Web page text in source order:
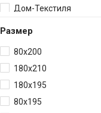
Дом-Текстиля
Размер
80x200
180x210
180x195
80x195